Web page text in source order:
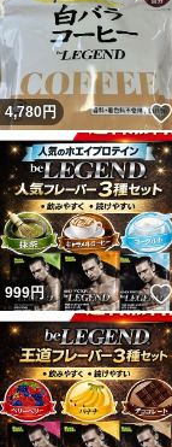
4,780円
999円